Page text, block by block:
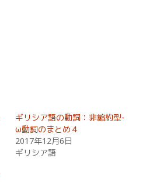
ギリシア語の動詞：非縮約型-
ω動詞のまとめ４
2017年12月6日
ギリシア語